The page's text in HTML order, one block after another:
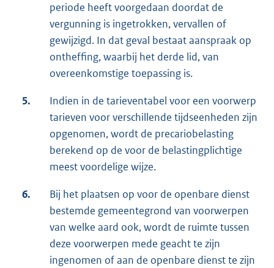
periode heeft voorgedaan doordat de
vergunning is ingetrokken, vervallen of
gewijzigd. In dat geval bestaat aanspraak op
ontheffing, waarbij het derde lid, van
overeenkomstige toepassing is.
5.
Indien in de tarieventabel voor een voorwerp
tarieven voor verschillende tijdseenheden zijn
opgenomen, wordt de precariobelasting
berekend op de voor de belastingplichtige
meest voordelige wijze.
6.
Bij het plaatsen op voor de openbare dienst
bestemde gemeentegrond van voorwerpen
van welke aard ook, wordt de ruimte tussen
deze voorwerpen mede geacht te zijn
ingenomen of aan de openbare dienst te zijn